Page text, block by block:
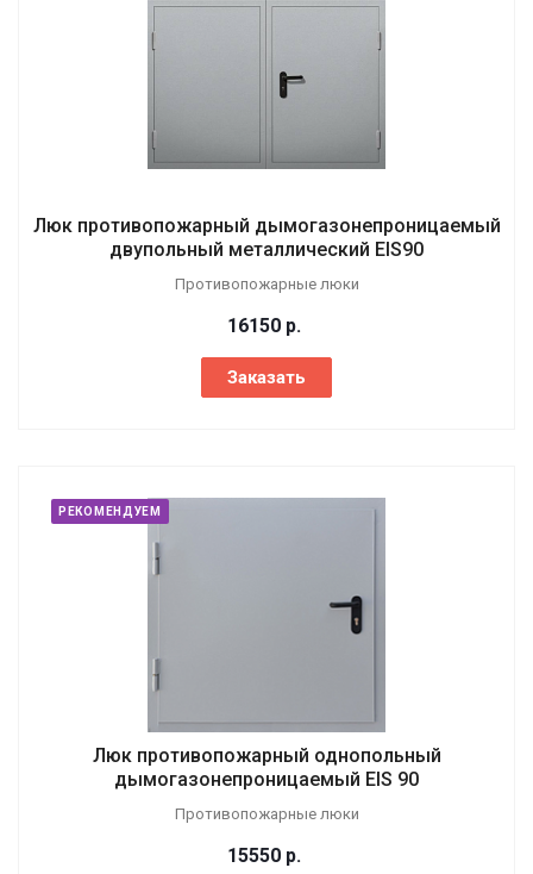
Люк противопожарный дымогазонепроницаемый
двупольный металлический EIS90
Противопожарные люки
16150 р.
Заказать
РЕКОМЕНДУЕМ
Люк противопожарный однопольный
дымогазонепроницаемый EIS 90
Противопожарные люки
15550 р.